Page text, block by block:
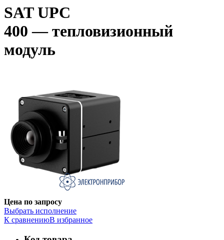
SAT UPC
400 — тепловизионный
модуль
Цена по запросу
Выбрать исполнение
К сравнениюВ избранное